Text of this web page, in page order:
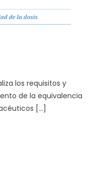
los requisitos y
de la equivalencia
[…]